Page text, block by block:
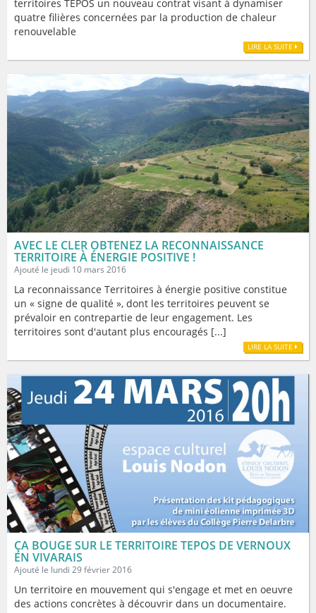
territoires TEPOS un nouveau contrat visant à dynamiser
quatre filières concernées par la production de chaleur
renouvelable
LIRE LA SUITE
AVEC LE CLER OBTENEZ LA RECONNAISSANCE
TERRITOIRE À ÉNERGIE POSITIVE !
Ajouté le jeudi 10 mars 2016
La reconnaissance Territoires à énergie positive constitue
un « signe de qualité », dont les territoires peuvent se
prévaloir en contrepartie de leur engagement. Les
territoires sont d'autant plus encouragés [...]
LIRE LA SUITE
ÇA BOUGE SUR LE TERRITOIRE TEPOS DE VERNOUX
EN VIVARAIS
Ajouté le lundi 29 février 2016
Un territoire en mouvement qui s'engage et met en oeuvre
des actions concrètes à découvrir dans un documentaire.